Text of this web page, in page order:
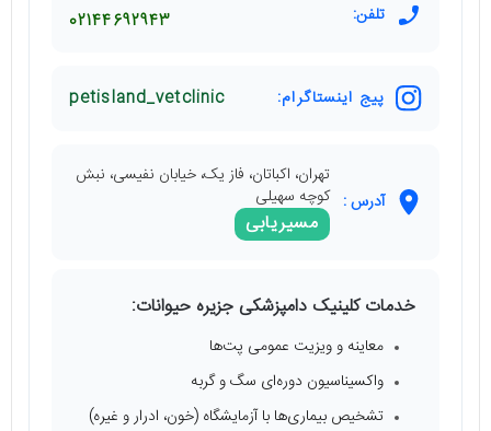
تلفن: 02144692943
پیج اینستاگرام: petisland_vetclinic
آدرس :
تهران، اکباتان، فاز یک، خیابان نفیسی، نبش
کوچه سهیلی
مسیریابی
خدمات کلینیک دامپزشکی جزیره حیوانات:
معاینه و ویزیت عمومی پت‌ها
واکسیناسیون دوره‌ای سگ و گربه
تشخیص بیماری‌ها با آزمایشگاه (خون، ادرار و غیره)